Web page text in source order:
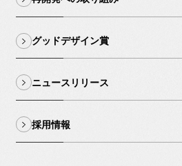
グッドデザイン賞
ニュースリリース
採用情報